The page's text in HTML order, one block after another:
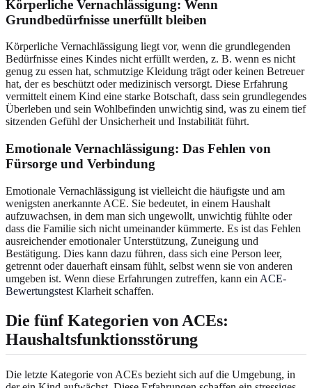
Körperliche Vernachlässigung: Wenn
Grundbedürfnisse unerfüllt bleiben
Körperliche Vernachlässigung liegt vor, wenn die grundlegenden
Bedürfnisse eines Kindes nicht erfüllt werden, z. B. wenn es nicht
genug zu essen hat, schmutzige Kleidung trägt oder keinen Betreuer
hat, der es beschützt oder medizinisch versorgt. Diese Erfahrung
vermittelt einem Kind eine starke Botschaft, dass sein grundlegendes
Überleben und sein Wohlbefinden unwichtig sind, was zu einem tief
sitzenden Gefühl der Unsicherheit und Instabilität führt.
Emotionale Vernachlässigung: Das Fehlen von
Fürsorge und Verbindung
Emotionale Vernachlässigung ist vielleicht die häufigste und am
wenigsten anerkannte ACE. Sie bedeutet, in einem Haushalt
aufzuwachsen, in dem man sich ungewollt, unwichtig fühlte oder
dass die Familie sich nicht umeinander kümmerte. Es ist das Fehlen
ausreichender emotionaler Unterstützung, Zuneigung und
Bestätigung. Dies kann dazu führen, dass sich eine Person leer,
getrennt oder dauerhaft einsam fühlt, selbst wenn sie von anderen
umgeben ist. Wenn diese Erfahrungen zutreffen, kann ein ACE-
Bewertungstest Klarheit schaffen.
Die fünf Kategorien von ACEs:
Haushaltsfunktionsstörung
Die letzte Kategorie von ACEs bezieht sich auf die Umgebung, in